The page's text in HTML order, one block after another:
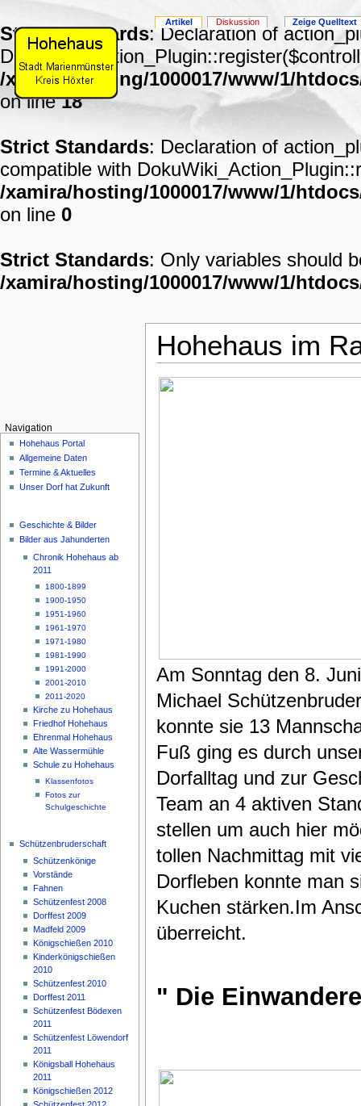
Strict Standards: Declaration of
/xamira/hosting/1000017/www/1/
on line18
Strict Standards: Declaration of
compatible with
/xamira/hosting/1000017/www/1/
on line 0
Strict Standards: Only variables should
/xamira/hosting/1000017/www/1/
Hohehaus im
Am Sonntag den 8.
Michael
konnte sie 13
Fuß ging es durch
Dorfalltag und zur
Team an 4 aktiven
stellen um auch hier
tollen Nachmittag mit
Dorfleben konnte man
Kuchen stärken.Im
überreicht.
" Die
Artikel Diskussion Zeige Quelltext
Navigation
Hohehaus Portal
Allgemeine Daten
Termine & Aktuelles
Unser Dorf hat Zukunft
Geschichte & Bilder
Bilder aus Jahunderten
Chronik Hohehaus ab
2011
1800-1899
1900-1950
1951-1960
1961-1970
1971-1980
1981-1990
1991-2000
2001-2010
2011-2020
Kirche zu Hohehaus
Friedhof Hohehaus
Ehrenmal Hohehaus
Alte Wassermühle
Schule zu Hohehaus
Klassenfotos
Fotos zur
Schulgeschichte
Schützenbruderschaft
Schützenkönige
Vorstände
Fahnen
Schützenfest 2008
Dorffest 2009
Madfeld 2009
Königschießen 2010
Kinderkönigschießen
2010
Schützenfest 2010
Dorffest 2011
Schützenfest Bödexen
2011
Schützenfest Löwendorf
2011
Königsball Hohehaus
2011
Königschießen 2012